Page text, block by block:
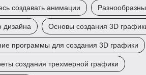
создавать анимации
дизайна Основы создания 3D
программы для создания 3D графики
создания трехмерной графики